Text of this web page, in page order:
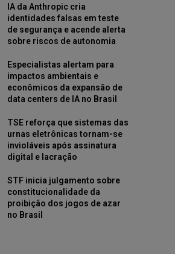
IA da Anthropic cria
identidades falsas em teste
de segurança e acende alerta
sobre riscos de autonomia
Especialistas alertam para
impactos ambientais e
econômicos da expansão de
data centers de IA no Brasil
TSE reforça que sistemas das
urnas eletrônicas tornam-se
invioláveis após assinatura
digital e lacração
STF inicia julgamento sobre
constitucionalidade da
proibição dos jogos de azar
no Brasil